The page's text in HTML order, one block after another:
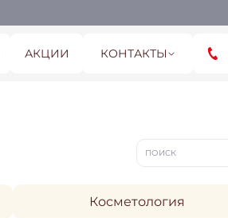
АКЦИИ КОНТАКТЫ
Косметология